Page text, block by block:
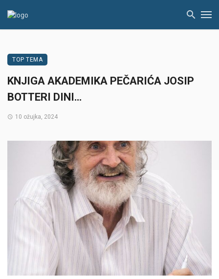
TOP TEMA
KNJIGA AKADEMIKA PEČARIĆA JOSIP
BOTTERI DINI…
10 ožujka, 2024